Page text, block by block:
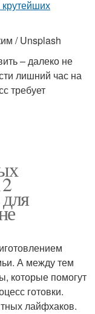
/ Unsplash
– далеко не
лишний час на
требует
А между тем
которые помогут
готовки.
лайфхаков.